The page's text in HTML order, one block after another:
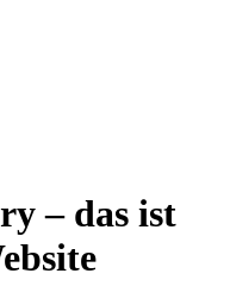
– das ist